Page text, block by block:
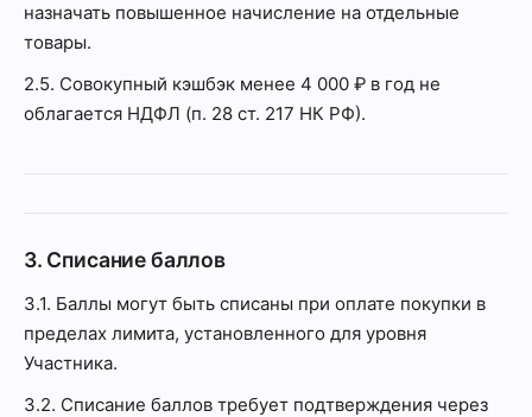
назначать повышенное начисление на отдельные
товары.
2.5. Совокупный кэшбэк менее 4 000 ₽ в год не
облагается НДФЛ (п. 28 ст. 217 НК РФ).
3. Списание баллов
3.1. Баллы могут быть списаны при оплате покупки в
пределах лимита, установленного для уровня
Участника.
3.2. Списание баллов требует подтверждения через